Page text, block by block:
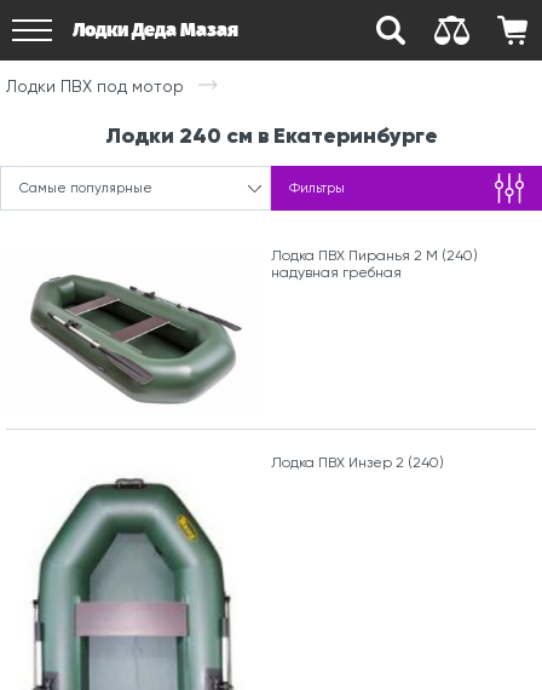
Лодки Деда Мазая
Лодки ПВХ под мотор
Лодки 240 см в Екатеринбурге
Самые популярные Фильтры
Лодка ПВХ Пиранья 2 М (240)
надувная гребная
Лодка ПВХ Инзер 2 (240)